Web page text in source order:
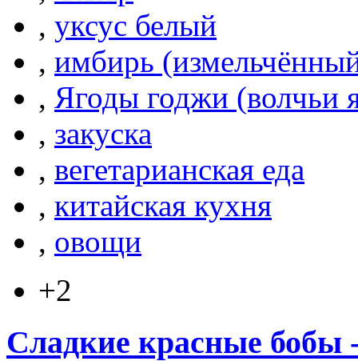
, уксус белый
, имбирь
, Ягоды годжи (волчьи
, закуска
, вегетарианская еда
, китайская кухня
, овощи
+2
Сладкие красные бобы